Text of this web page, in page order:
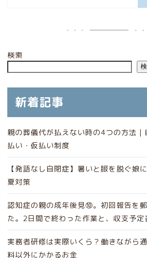
検索
新着記事
親の葬儀代が払えない時の4つの方法
払い・仮払い制度
【発語なし自閉症】暑いと服を脱ぐ娘
夏対策
認知症の親の成年後見⑩。初回報告を
た。2日間で終わった作業と、収支予定
実務者研修は実際いくら？働きながら
料以外にかかるお金